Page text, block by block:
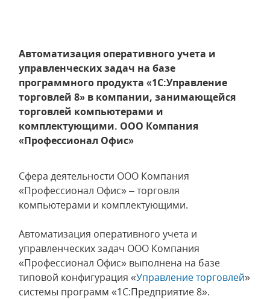
Автоматизация оперативного учета и
управленческих задач на базе
программного продукта «1С:Управление
торговлей 8» в компании, занимающейся
торговлей компьютерами и
комплектующими. ООО Компания
«Профессионал Офис»
Сфера деятельности ООО Компания
«Профессионал Офис» – торговля
компьютерами и комплектующими.
Автоматизация оперативного учета и
управленческих задач ООО Компания
«Профессионал Офис» выполнена на базе
типовой конфигурация «Управление торговлей»
системы программ «1С:Предприятие 8».